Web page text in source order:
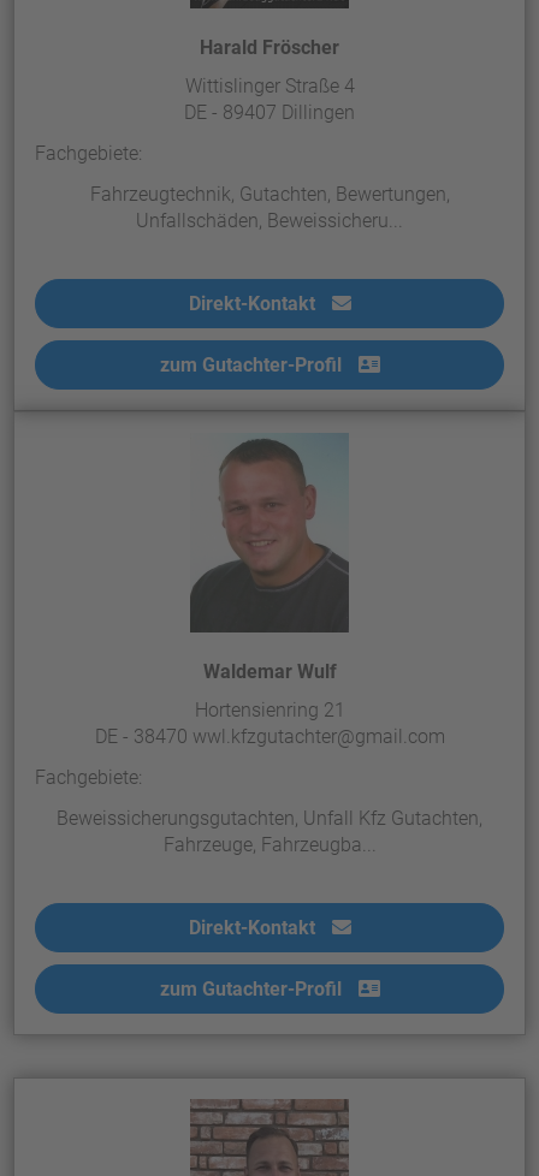
Harald Fröscher
Wittislinger Straße 4
DE - 89407 Dillingen
Fachgebiete:
Fahrzeugtechnik, Gutachten, Bewertungen,
Unfallschäden, Beweissicheru...
Direkt-Kontakt
zum Gutachter-Profil
Waldemar Wulf
Hortensienring 21
DE - 38470 wwl.kfzgutachter@gmail.com
Fachgebiete:
Beweissicherungsgutachten, Unfall Kfz Gutachten,
Fahrzeuge, Fahrzeugba...
Direkt-Kontakt
zum Gutachter-Profil